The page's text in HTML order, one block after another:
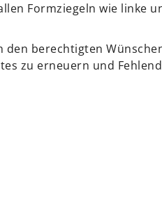
Formziegeln wie linke
berechtigten
zu erneuern und